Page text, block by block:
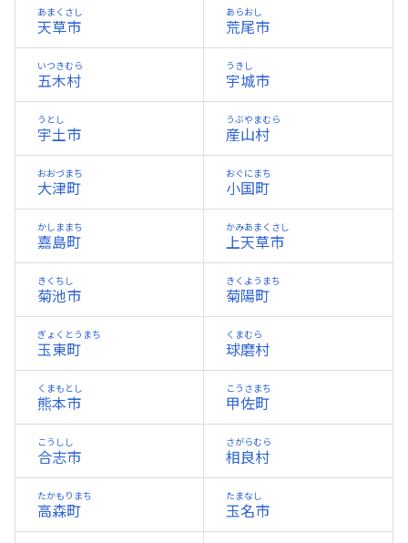
天草市
あまくさし
荒尾市
あらおし
五木村
いつきむら
宇城市
うきし
宇土市
うとし
産山村
うぶやまむら
大津町
おおづまち
小国町
おぐにまち
嘉島町
かしままち
上天草市
かみあまくさし
菊池市
きくちし
菊陽町
きくようまち
玉東町
ぎょくとうまち
球磨村
くまむら
熊本市
くまもとし
甲佐町
こうさまち
合志市
こうしし
相良村
さがらむら
高森町
たかもりまち
玉名市
たまなし